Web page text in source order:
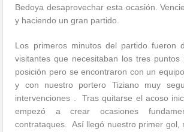
Bedoya desaprovechar esta ocasión.
y haciendo un gran partido.
Los primeros minutos del partido fueron
visitantes que necesitaban los tres puntos
posición pero se encontraron con un
y con nuestro portero Tiziano muy
intervenciones . Tras quitarse el acoso
empezó a crear ocasiones
contrataques. Así llegó nuestro primer gol,